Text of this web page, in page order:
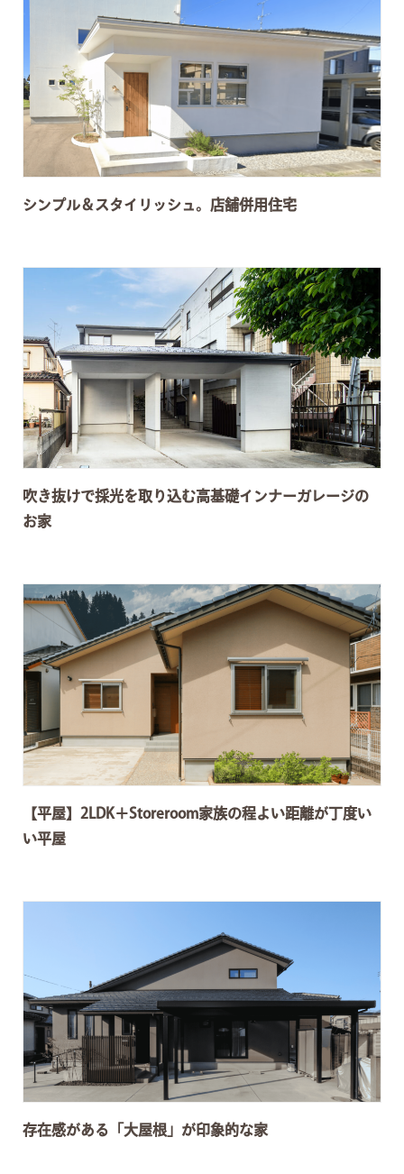
シンプル＆スタイリッシュ。店舗併用住宅
吹き抜けで採光を取り込む高基礎インナーガレージの
お家
【平屋】2LDK＋Storeroom家族の程よい距離が丁度い
い平屋
存在感がある「大屋根」が印象的な家